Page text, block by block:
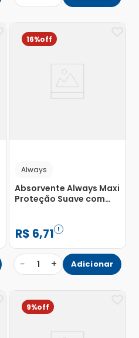
16%
Always
Absorvente Always Maxi
Proteção Suave com
R$ 6,71
− 1 + Adicionar
9%